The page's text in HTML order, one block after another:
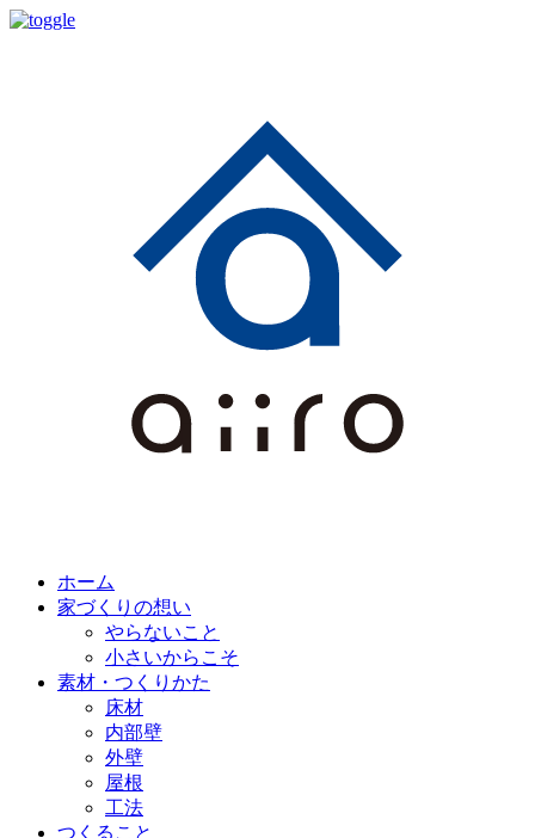
ホーム
家づくりの想い
やらないこと
小さいからこそ
素材・つくりかた
床材
内部壁
外壁
屋根
工法
つくること